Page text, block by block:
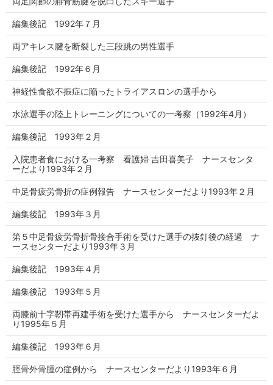
編集後記 1992年７月
両アキレス腱を断裂した三段跳の男性選手
編集後記 1992年６月
神経性食欲不振症に陥ったトライアスロンの選手から
水泳選手の陸上トレーニングについての一考察（1992年4月）
編集後記 1993年２月
入院患者食における一考察 看護婦 吉田喜美子 ナースセンタ
ーだより1993年２月
中足骨疲労骨折の症例報告 ナースセンターだより1993年２月
編集後記 1993年３月
第５中足骨疲労骨折骨接合手術を受けた選手の抜釘後の経過 ナ
ースセンターだより1993年３月
編集後記 1993年４月
編集後記 1993年５月
両膝前十字靭帯再建手術を受けた選手から ナースセンターだよ
り1995年５月
編集後記 1993年６月
脛骨外骨腫の症例から ナースセンターだより1993年６月